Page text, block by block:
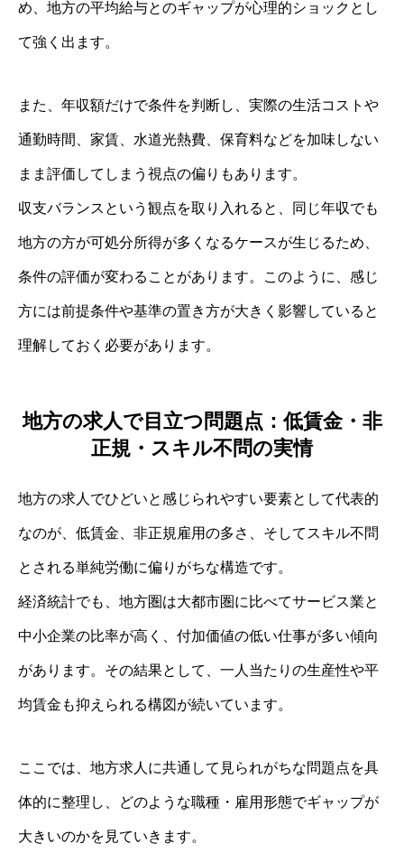
め、地方の平均給与とのギャップが心理的ショックとし
て強く出ます。
また、年収額だけで条件を判断し、実際の生活コストや
通勤時間、家賃、水道光熱費、保育料などを加味しない
まま評価してしまう視点の偏りもあります。
収支バランスという観点を取り入れると、同じ年収でも
地方の方が可処分所得が多くなるケースが生じるため、
条件の評価が変わることがあります。このように、感じ
方には前提条件や基準の置き方が大きく影響していると
理解しておく必要があります。
地方の求人で目立つ問題点：低賃金・非
正規・スキル不問の実情
地方の求人でひどいと感じられやすい要素として代表的
なのが、低賃金、非正規雇用の多さ、そしてスキル不問
とされる単純労働に偏りがちな構造です。
経済統計でも、地方圏は大都市圏に比べてサービス業と
中小企業の比率が高く、付加価値の低い仕事が多い傾向
があります。その結果として、一人当たりの生産性や平
均賃金も抑えられる構図が続いています。
ここでは、地方求人に共通して見られがちな問題点を具
体的に整理し、どのような職種・雇用形態でギャップが
大きいのかを見ていきます。